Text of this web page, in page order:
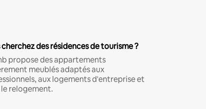
cherchez des résidences de tourisme ?
propose des appartements
meublés adaptés aux
aux logements d'entreprise et
relogement.